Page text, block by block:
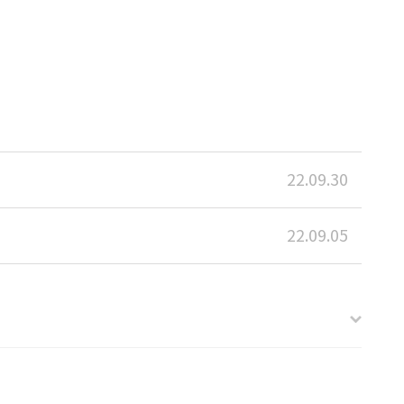
22.09.30
22.09.05